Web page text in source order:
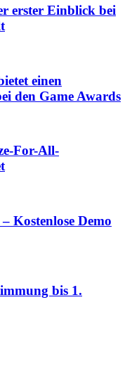
erster Einblick bei
einen
den Game Awards
For-All-
Kostenlose Demo
bis 1.